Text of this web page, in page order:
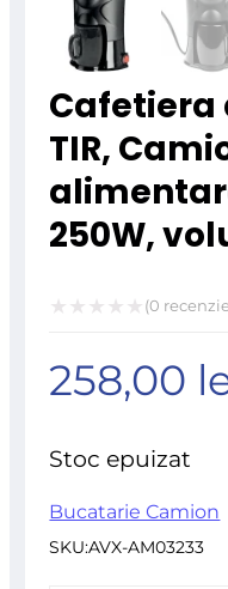
Cafetiera
TIR,
250W,
la
(0
258,00
Stoc epuizat
Bucatarie Camion
SKU:AVX-AM03233